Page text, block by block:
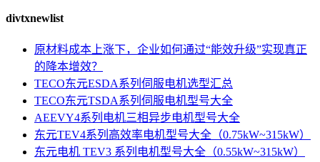
divtxnewlist
原材料成本上涨下，企业如何通过“能效升级”实现真正
的降本增效？
TECO东元ESDA系列伺服电机选型汇总
TECO东元TSDA系列伺服电机型号大全
AEEVY4系列电机三相异步电机型号大全
东元TEV4系列高效率电机型号大全（0.75kW~315kW）
东元电机 TEV3 系列电机型号大全（0.55kW~315kW）